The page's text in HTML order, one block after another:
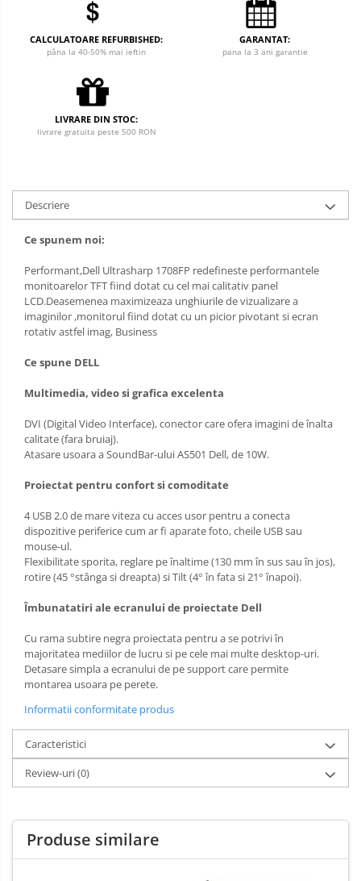
CALCULATOARE REFURBISHED:
pâna la 40-50% mai ieftin
GARANTAT:
pana la 3 ani garantie
LIVRARE DIN STOC:
livrare gratuita peste 500 RON
Descriere
Ce spunem noi:
Performant,Dell Ultrasharp 1708FP redefineste performantele
monitoarelor TFT fiind dotat cu cel mai calitativ panel
LCD.Deasemenea maximizeaza unghiurile de vizualizare a
imaginilor ,monitorul fiind dotat cu un picior pivotant si ecran
rotativ astfel imag, Business
Ce spune DELL
Multimedia, video si grafica excelenta
DVI (Digital Video Interface), conector care ofera imagini de înalta
calitate (fara bruiaj).
Atasare usoara a SoundBar-ului AS501 Dell, de 10W.
Proiectat pentru confort si comoditate
4 USB 2.0 de mare viteza cu acces usor pentru a conecta
dispozitive periferice cum ar fi aparate foto, cheile USB sau
mouse-ul.
Flexibilitate sporita, reglare pe înaltime (130 mm în sus sau în jos),
rotire (45 °stânga si dreapta) si Tilt (4° în fata si 21° înapoi).
Îmbunatatiri ale ecranului de proiectate Dell
Cu rama subtire negra proiectata pentru a se potrivi în
majoritatea mediilor de lucru si pe cele mai multe desktop-uri.
Detasare simpla a ecranului de pe support care permite
montarea usoara pe perete.
Informatii conformitate produs
Caracteristici
Review-uri(0)
Produse similare